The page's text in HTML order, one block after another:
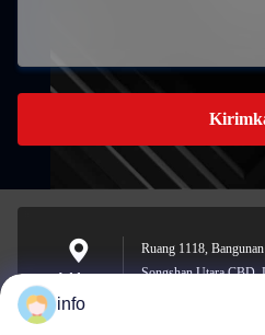
Address
Ruang 1118,
Songshan Utara CBD,
info